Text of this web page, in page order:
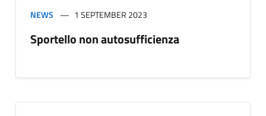
NEWS 1 SEPTEMBER 2023
Sportello non autosufficienza